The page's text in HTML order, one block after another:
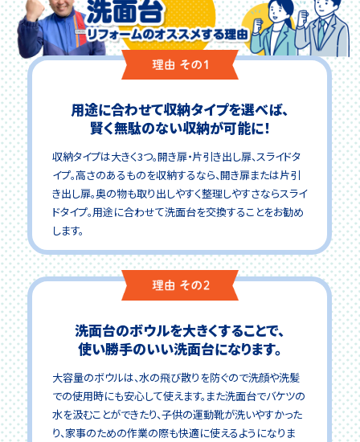
用途に合わせて収納タイプを選べば、
賢く無駄のない収納が可能に！
収納タイプは大きく3つ。開き扉・片引き出し扉、スライドタ
イプ。高さのあるものを収納するなら、開き扉または片引
き出し扉。奥の物も取り出しやすく整理しやすさならスライ
ドタイプ。用途に合わせて洗面台を交換することをお勧め
します。
洗面台のボウルを大きくすることで、
使い勝手のいい洗面台になります。
大容量のボウルは、水の飛び散りを防ぐので洗顔や洗髪
での使用時にも安心して使えます。また洗面台でバケツの
水を汲むことができたり、子供の運動靴が洗いやすかった
り、家事のための作業の際も快適に使えるようになりま